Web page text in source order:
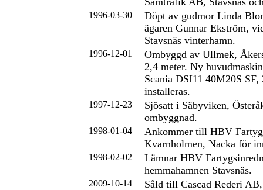
1996-03-30
Döpt av gudmor Linda
ägaren Gunnar Ekström,
Stavsnäs vinterhamn.
1996-12-01
Ombyggd av Ullmek,
2,4 meter. Ny
Scania DSI11 40M20S
installeras.
1997-12-23
Sjösatt i Säbyviken,
ombyggnad.
1998-01-04
Ankommer till HBV
Kvarnholmen, Nacka för
1998-02-02
Lämnar HBV
hemmahamnen Stavsnäs.
2009-10-14 Såld till Cascad Rederi